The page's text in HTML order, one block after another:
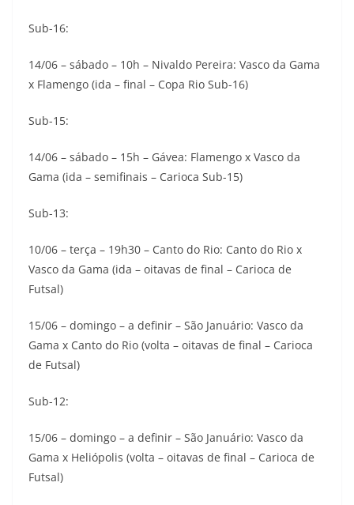
Sub-16:
14/06 – sábado – 10h – Nivaldo Pereira: Vasco da Gama
x Flamengo (ida – final – Copa Rio Sub-16)
Sub-15:
14/06 – sábado – 15h – Gávea: Flamengo x Vasco da
Gama (ida – semifinais – Carioca Sub-15)
Sub-13:
10/06 – terça – 19h30 – Canto do Rio: Canto do Rio x
Vasco da Gama (ida – oitavas de final – Carioca de
Futsal)
15/06 – domingo – a definir – São Januário: Vasco da
Gama x Canto do Rio (volta – oitavas de final – Carioca
de Futsal)
Sub-12:
15/06 – domingo – a definir – São Januário: Vasco da
Gama x Heliópolis (volta – oitavas de final – Carioca de
Futsal)